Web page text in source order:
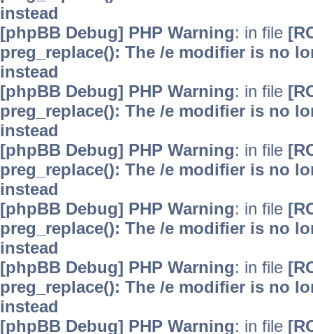
instead
[phpBB Debug] PHP Warning: in file
preg_replace(): The /e modifier is no
instead
[phpBB Debug] PHP Warning: in file
preg_replace(): The /e modifier is no
instead
[phpBB Debug] PHP Warning: in file
preg_replace(): The /e modifier is no
instead
[phpBB Debug] PHP Warning: in file
preg_replace(): The /e modifier is no
instead
[phpBB Debug] PHP Warning: in file
preg_replace(): The /e modifier is no
instead
[phpBB Debug] PHP Warning: in file